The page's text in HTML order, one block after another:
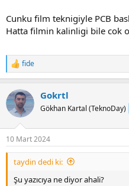
Cunku film teknigiyle PCB
Hatta filmin kalinligi bile cok
R
e
c
t
i
s
:
fide
Gokrtl
Gökhan Kartal (TeknoDay)
10 Mart 2024
taydin dedi ki:
Şu yazıcıya ne diyor ahali?